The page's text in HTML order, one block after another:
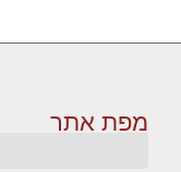
מפת אתר